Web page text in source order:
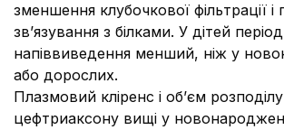
зменшення клубочкової фільтрації
зв’язування з білками. У дітей період
напіввиведення менший, ніж у
або дорослих.
Плазмовий кліренс і об’єм
цефтриаксону вищі у